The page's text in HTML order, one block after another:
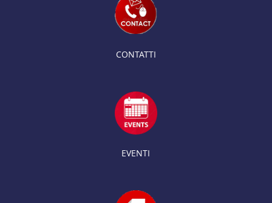
CONTATTI
EVENTI